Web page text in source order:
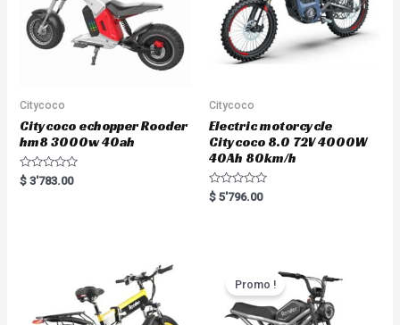
Citycoco
Citycoco echopper Rooder
hm8 3000w 40ah
R
a
$ 3'783.00
Citycoco
Electric motorcycle
Citycoco 8.0 72V 4000W
40Ah 80km/h
R
a
$ 5'796.00
Promo !